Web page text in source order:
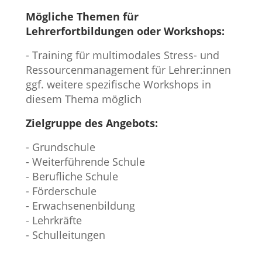
Mögliche Themen für
Lehrerfortbildungen oder Workshops:
- Training für multimodales Stress- und
Ressourcenmanagement für Lehrer:innen
ggf. weitere spezifische Workshops in
diesem Thema möglich
Zielgruppe des Angebots:
- Grundschule
- Weiterführende Schule
- Berufliche Schule
- Förderschule
- Erwachsenenbildung
- Lehrkräfte
- Schulleitungen